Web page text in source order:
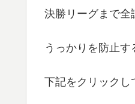
決勝リーグまで全
うっかりを防止
下記をクリックし